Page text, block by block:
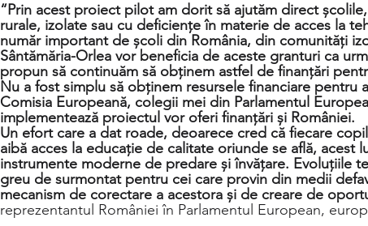
“Prin acest proiect pilot am dorit să ajutăm direct
rurale, izolate sau cu deficiențe în materie de acces la
număr important de școli din România, din comunități
Sântămăria-Orlea vor beneficia de aceste granturi ca
propun să continuăm să obținem astfel de finanțări
Nu a fost simplu să obținem resursele financiare
Comisia Europeană, colegii mei din Parlamentul
implementează proiectul vor oferi finanțări și României.
Un efort care a dat roade, deoarece cred că fiecare
aibă acces la educație de calitate oriunde se află, acest
instrumente moderne de predare și învățare. Evoluțiile
greu de surmontat pentru cei care provin din medii
mecanism de corectare a acestora și de creare de
reprezentantul României în Parlamentul European,